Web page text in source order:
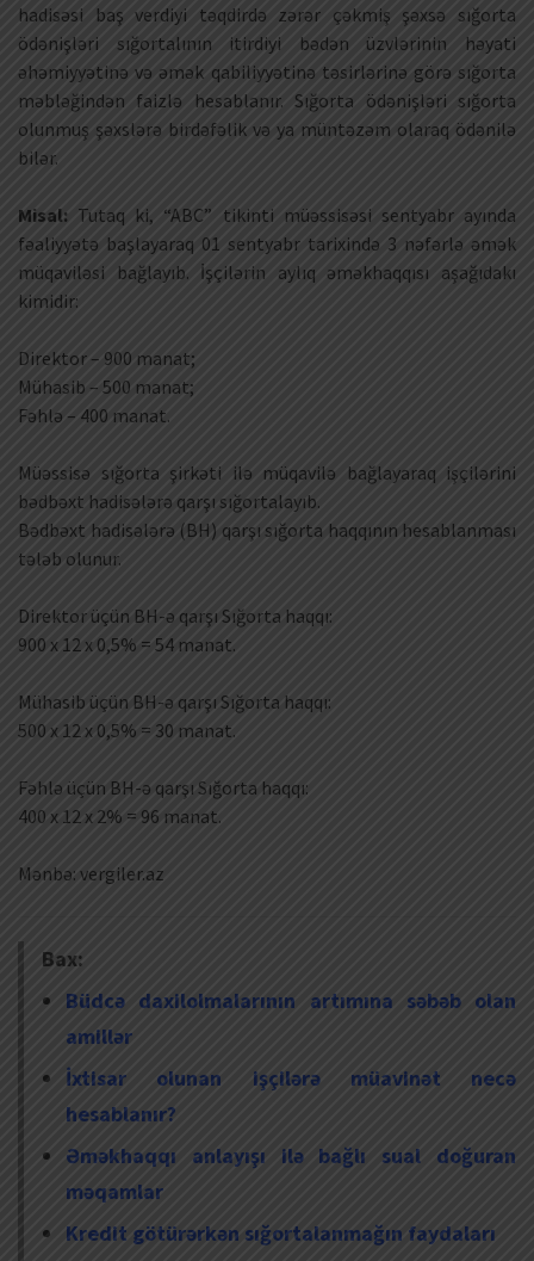
hadisəsi baş verdiyi təqdirdə zərər çəkmiş şəxsə sığorta
ödənişləri sığortalının itirdiyi bədən üzvlərinin həyati
əhəmiyyətinə və əmək qabiliyyətinə təsirlərinə görə sığorta
məbləğindən faizlə hesablanır. Sığorta ödənişləri sığorta
olunmuş şəxslərə birdəfəlik və ya müntəzəm olaraq ödənilə
bilər.
Misal: Tutaq ki, “ABC” tikinti müəssisəsi sentyabr ayında
fəaliyyətə başlayaraq 01 sentyabr tarixində 3 nəfərlə əmək
müqaviləsi bağlayıb. İşçilərin aylıq əməkhaqqısı aşağıdakı
kimidir:
Direktor – 900 manat;
Mühasib – 500 manat;
Fəhlə – 400 manat.
Müəssisə sığorta şirkəti ilə müqavilə bağlayaraq işçilərini
bədbəxt hadisələrə qarşı sığortalayıb.
Bədbəxt hadisələrə (BH) qarşı sığorta haqqının hesablanması
tələb olunur.
Direktor üçün BH-ə qarşı Sığorta haqqı:
900 x 12 x 0,5% = 54 manat.
Mühasib üçün BH-ə qarşı Sığorta haqqı:
500 x 12 x 0,5% = 30 manat.
Fəhlə üçün BH-ə qarşı Sığorta haqqı:
400 x 12 x 2% = 96 manat.
Mənbə: vergiler.az
Bax:
Büdcə daxilolmalarının artımına səbəb olan
amillər
İxtisar olunan işçilərə müavinət necə
hesablanır?
Əməkhaqqı anlayışı ilə bağlı sual doğuran
məqamlar
Kredit götürərkən sığortalanmağın faydaları